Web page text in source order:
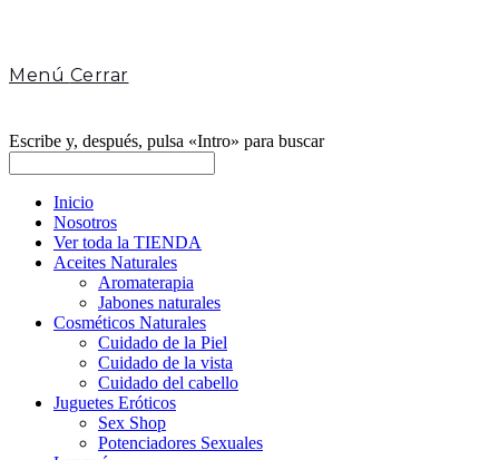
Menú Cerrar
Escribe y, después, pulsa «Intro» para buscar
Inicio
Nosotros
Ver toda la TIENDA
Aceites Naturales
Aromaterapia
Jabones naturales
Cosméticos Naturales
Cuidado de la Piel
Cuidado de la vista
Cuidado del cabello
Juguetes Eróticos
Sex Shop
Potenciadores Sexuales